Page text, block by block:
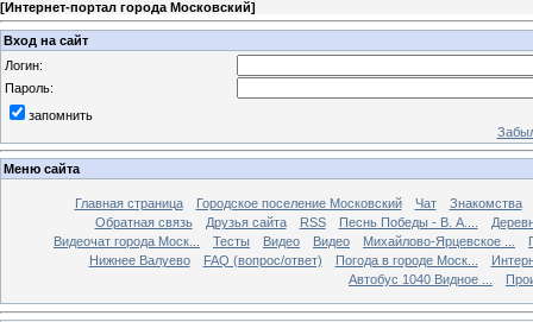
[Интернет-портал города Московский]
Вход на сайт
Логин:
Пароль:
запомнить
Меню сайта
Главная страница Городское поселение Московский Чат
Знакомства
Обратная связь
Друзья сайта RSS Песнь Победы - В. А....
Видеочат города Моск...
Тесты Видео Видео Михайлово-Ярцевское ...
Нижнее Валуево
FAQ (вопрос/ответ) Погода в городе Моск...
Автобус 1040 Видное ...